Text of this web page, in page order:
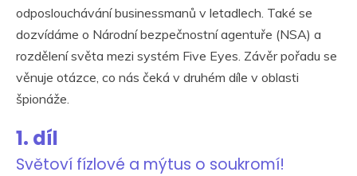
odposlouchávání businessmanů v letadlech. Také se
dozvídáme o Národní bezpečnostní agentuře (NSA) a
rozdělení světa mezi systém Five Eyes. Závěr pořadu se
věnuje otázce, co nás čeká v druhém díle v oblasti
špionáže.
1. díl
Světoví fízlové a mýtus o soukromí!